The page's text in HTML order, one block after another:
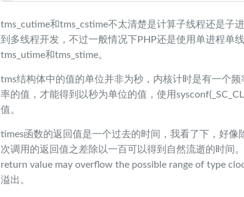
tms_cutime和tms_cstime不太清楚是计算子线程还是子
到多线程开发，不过一般情况下PHP还是使用单进程单
tms_utime和tms_stime。
tms结构体中的值的单位并非为秒，内核计时是有一个
率的值，才能得到以秒为单位的值，使用
值。
times函数的返回值是一个过去的时间，我看了下，好像
次调用的返回值之差除以一百可以得到自然流逝的时间
return value may overflow the possible range of type
溢出。